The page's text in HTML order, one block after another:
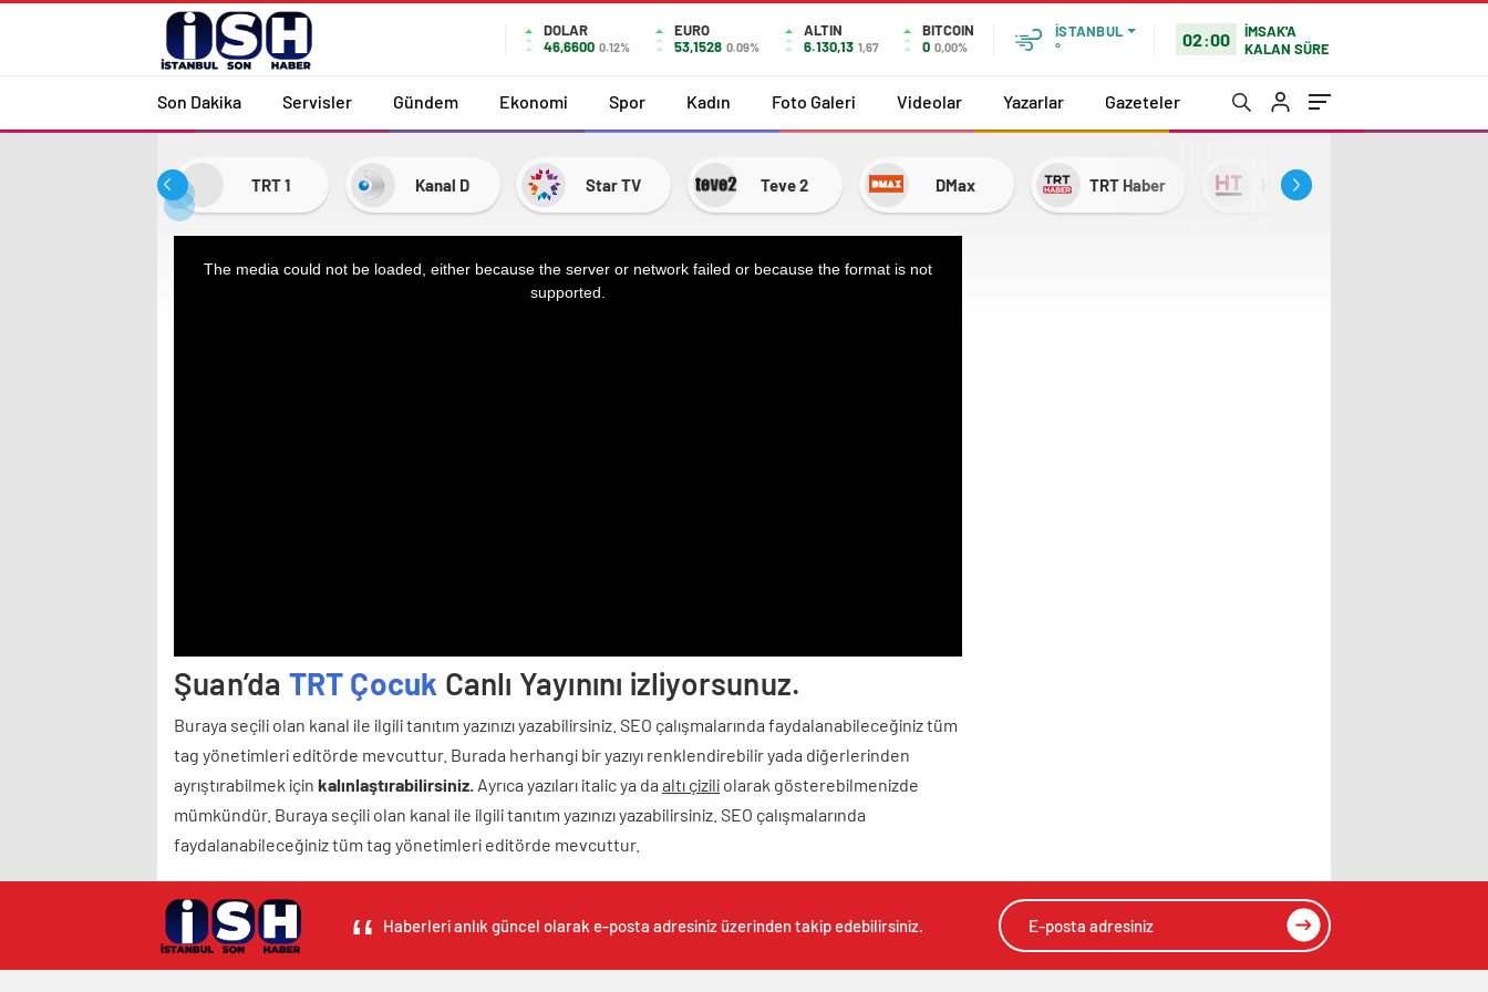
DOLAR
46,6600 0.12%
EURO
53,1528 0.09%
ALTIN
6.130,13 1,67
BITCOIN
0 0,00%
İSTANBUL
°
02:00
İMSAK'A
KALAN SÜRE
Son Dakika Servisler Gündem Ekonomi Spor Kadın Foto Galeri Videolar Yazarlar Gazeteler
TRT 1 Kanal D Star TV Teve 2 DMax TRT Haber Habertürk
The media could not be loaded, either because the server or network failed or because the format is not
supported.
Şuan’da TRT Çocuk Canlı Yayınını izliyorsunuz.
Buraya seçili olan kanal ile ilgili tanıtım yazınızı yazabilirsiniz. SEO çalışmalarında faydalanabileceğiniz tüm
tag yönetimleri editörde mevcuttur. Burada herhangi bir yazıyı renklendirebilir yada diğerlerinden
ayrıştırabilmek için kalınlaştırabilirsiniz. Ayrıca yazıları italic ya da altı çizili olarak gösterebilmenizde
mümkündür. Buraya seçili olan kanal ile ilgili tanıtım yazınızı yazabilirsiniz. SEO çalışmalarında
faydalanabileceğiniz tüm tag yönetimleri editörde mevcuttur.
Haberleri anlık güncel olarak e-posta adresiniz üzerinden takip edebilirsiniz.